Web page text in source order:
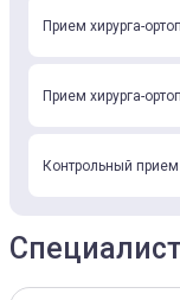
Прием хирурга-
Прием хирурга-
Контрольный прием